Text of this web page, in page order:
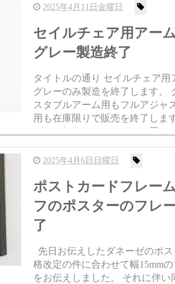
2025年4月11日金曜日
セイルチェア用アー
グレー製造終了
タイトルの通り セイルチェア用
グレーのみ製造を終了します。
スタブルアーム用もフルアジャ
用も在庫限りで販売を終了しま
が、これもアーロンチェア用ア
じで、グレーは圧倒的に需要が
す。 このセイルチェア用...
2025年4月6日日曜日
ポストカードフレー
フのポスターのフレ
了
先日お伝えしたダネーゼのポ
格改定の件に合わせて幅15mm
をお伝えしました。 それに伴い